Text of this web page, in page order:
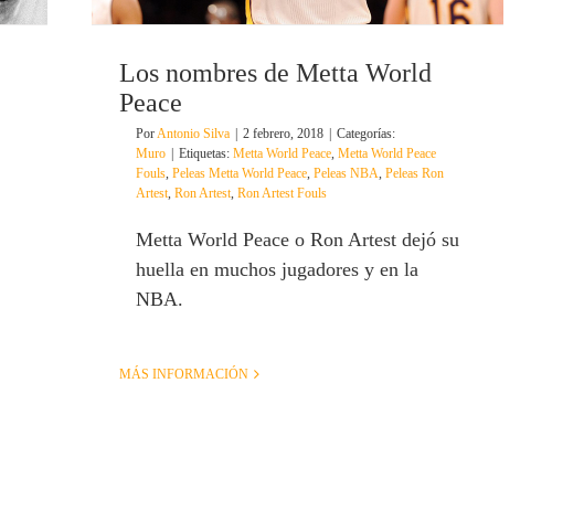
Los nombres de Metta World
Peace
PorAntonio Silva 2 febrero, 2018
Categorías:
Muro
Etiquetas: Metta World Peace, Metta World Peace
Fouls, Peleas Metta World Peace, Peleas NBA, Peleas Ron
Artest, Ron Artest, Ron Artest Fouls
Metta World Peace o Ron Artest dejó su
huella en muchos jugadores y en la
NBA.
MÁS INFORMACIÓN